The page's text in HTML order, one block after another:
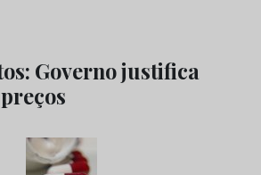
Governo justifica